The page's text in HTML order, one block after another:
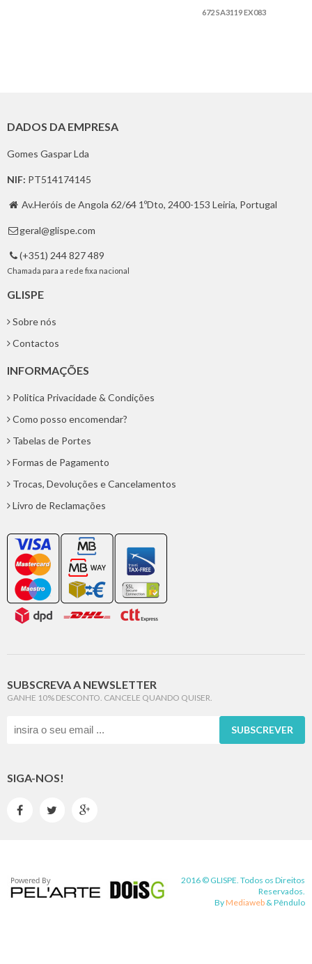
672 SA3119 EX083
DADOS DA EMPRESA
Gomes Gaspar Lda
NIF: PT514174145
 Av.Heróis de Angola 62/64 1ºDto, 2400-153 Leiria, Portugal
 geral@glispe.com
 (+351) 244 827 489
Chamada para a rede fixa nacional
GLISPE
Sobre nós
Contactos
INFORMAÇÕES
Politica Privacidade & Condições
Como posso encomendar?
Tabelas de Portes
Formas de Pagamento
Trocas, Devoluções e Cancelamentos
Livro de Reclamações
SUBSCREVA A NEWSLETTER
GANHE 10% DESCONTO. CANCELE QUANDO QUISER.
SUBSCREVER
SIGA-NOS!
  
2016 © GLISPE. Todos os Direitos
Reservados.
By Mediaweb & Pêndulo